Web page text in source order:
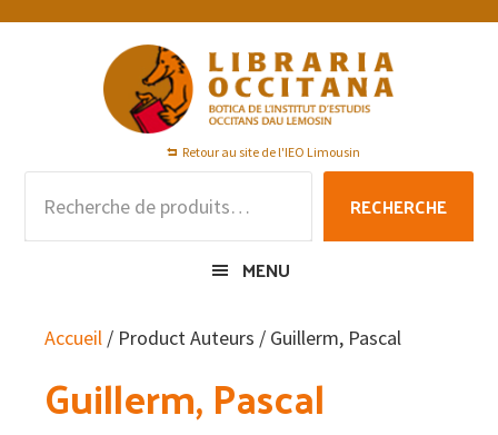
Passer
Passer
Passer
Retour au site de l'IEO Limousin
pour :
RECHERCHE
MENU
Accueil / Product Auteurs / Guillerm, Pascal
Guillerm, Pascal